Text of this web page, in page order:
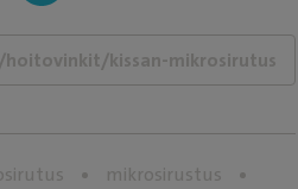
mikrosirustus